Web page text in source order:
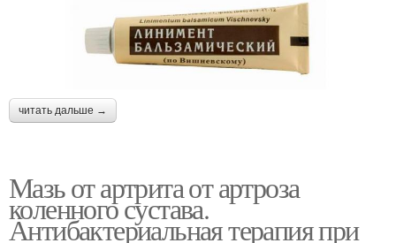
читать дальше →
Мазь от артрита от артроза
коленного сустава.
Антибактериальная терапия при